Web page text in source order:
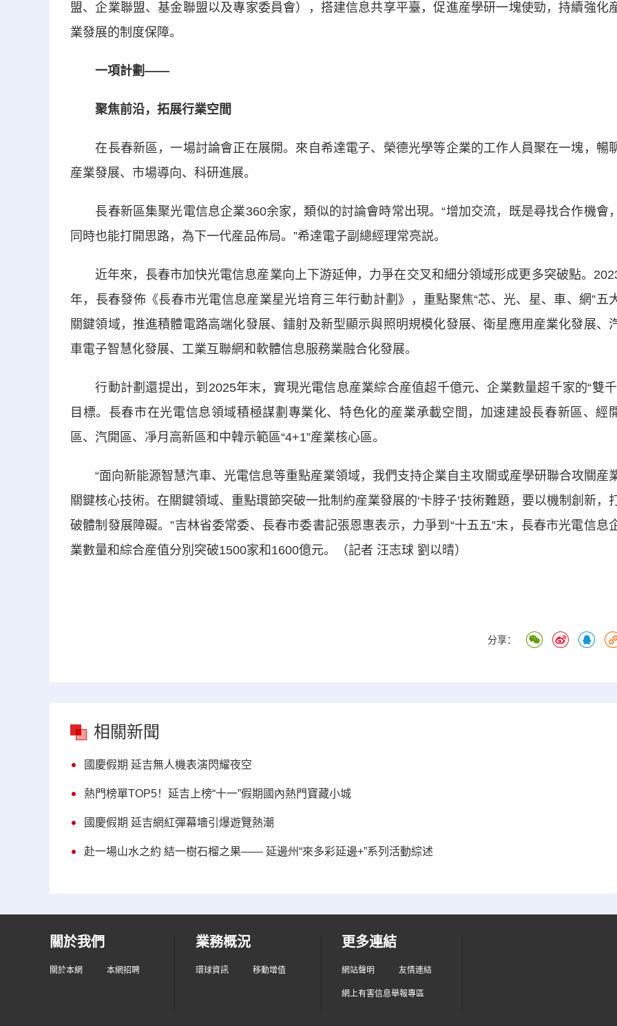
盟、企業聯盟、基金聯盟以及專家委員會），搭建信息共享平臺，促進産學研一塊使勁，持續強化
業發展的制度保障。
一項計劃——
聚焦前沿，拓展行業空間
在長春新區，一場討論會正在展開。來自希達電子、榮德光學等企業的工作人員聚在一塊，暢
産業發展、市場導向、科研進展。
長春新區集聚光電信息企業360余家，類似的討論會時常出現。“增加交流，既是尋找合作機會，
同時也能打開思路，為下一代産品佈局。”希達電子副總經理常亮説。
近年來，長春市加快光電信息産業向上下游延伸，力爭在交叉和細分領域形成更多突破點。
年，長春發佈《長春市光電信息産業星光培育三年行動計劃》，重點聚焦“芯、光、星、車、網”五
關鍵領域，推進積體電路高端化發展、鐳射及新型顯示與照明規模化發展、衛星應用産業化發展、
車電子智慧化發展、工業互聯網和軟體信息服務業融合化發展。
行動計劃還提出，到2025年末，實現光電信息産業綜合産值超千億元、企業數量超千家的“雙千
目標。長春市在光電信息領域積極謀劃專業化、特色化的産業承載空間，加速建設長春新區、經
區、汽開區、凈月高新區和中韓示範區“4+1”産業核心區。
“面向新能源智慧汽車、光電信息等重點産業領域，我們支持企業自主攻關或産學研聯合攻關産
關鍵核心技術。在關鍵領域、重點環節突破一批制約産業發展的‘卡脖子’技術難題，要以機制創新，
破體制發展障礙。”吉林省委常委、長春市委書記張恩惠表示，力爭到“十五五”末，長春市光電信息
業數量和綜合産值分別突破1500家和1600億元。（記者 汪志球 劉以晴）
分享：
相關新聞
國慶假期 延吉無人機表演閃耀夜空
熱門榜單TOP5！延吉上榜“十一”假期國內熱門寶藏小城
國慶假期 延吉網紅彈幕墻引爆遊覽熱潮
赴一場山水之約 結一樹石榴之果—— 延邊州“來多彩延邊+”系列活動綜述
關於我們
關於本網 本網招聘
業務概況
環球資訊 移動增值
更多連結
網站聲明 友情連結
網上有害信息舉報專區